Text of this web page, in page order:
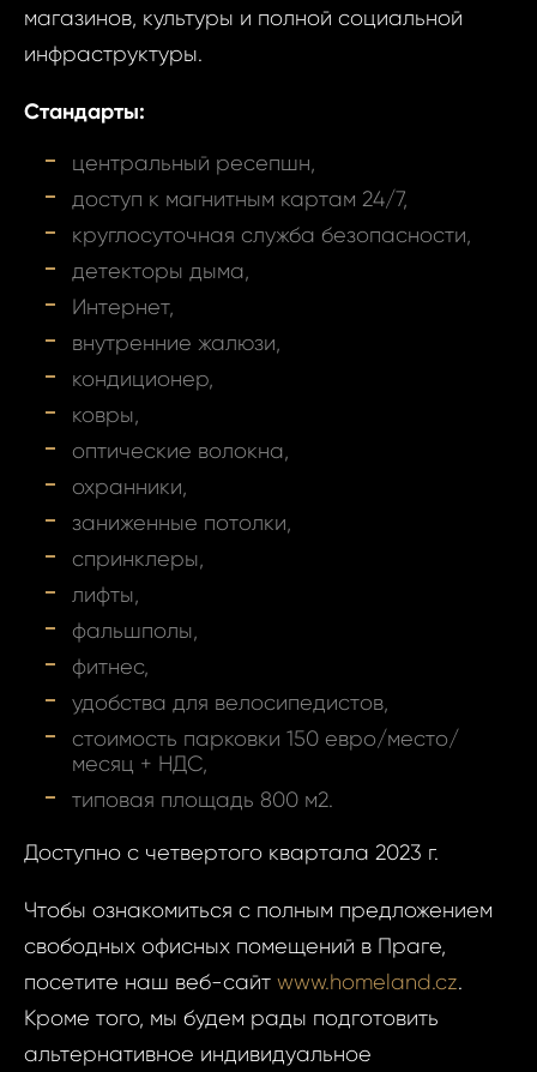
магазинов, культуры и полной социальной
инфраструктуры.
Стандарты:
центральный ресепшн,
доступ к магнитным картам 24/7,
круглосуточная служба безопасности,
детекторы дыма,
Интернет,
внутренние жалюзи,
кондиционер,
ковры,
оптические волокна,
охранники,
заниженные потолки,
спринклеры,
лифты,
фальшполы,
фитнес,
удобства для велосипедистов,
стоимость парковки 150 евро/место/
месяц + НДС,
типовая площадь 800 м2.
Доступно с четвертого квартала 2023 г.
Чтобы ознакомиться с полным предложением
свободных офисных помещений в Праге,
посетите наш веб-сайт www.homeland.cz.
Кроме того, мы будем рады подготовить
альтернативное индивидуальное
данных..